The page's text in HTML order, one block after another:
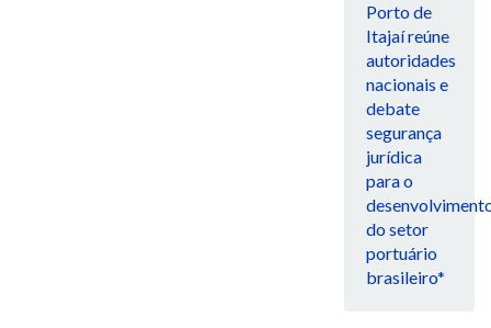
Porto de
Itajaí reúne
autoridades
nacionais e
debate
segurança
jurídica
para o
do setor
portuário
brasileiro*